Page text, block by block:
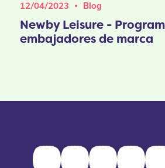
12/04/2023 Blog
Newby Leisure -
embajadores de marca
FacebookTwitter InstagramYoutube